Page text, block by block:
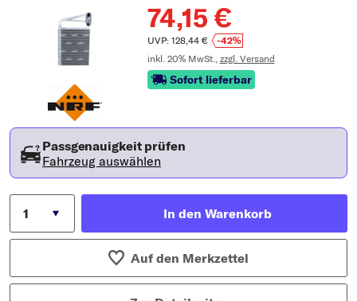
74,15 €
UVP: 128,44 €
-42%
inkl. 20% MwSt., zzgl. Versand
Sofort lieferbar
Passgenauigkeit prüfen
Fahrzeug auswählen
In den Warenkorb
Auf den Merkzettel